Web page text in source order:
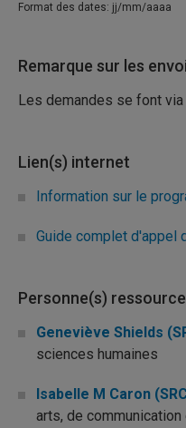
Format des dates: jj/mm/aaaa
Remarque sur les
Les demandes se font via
Lien(s) internet
Information sur le
Guide complet d'appel
Personne(s)
Geneviève Shields
sciences humaines
Isabelle M Caron
arts, de